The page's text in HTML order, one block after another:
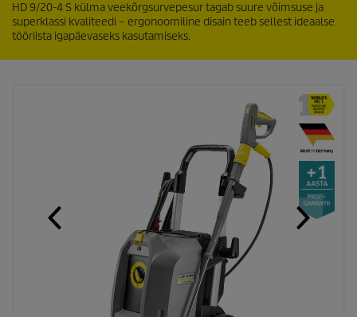
HD 9/20-4 S külma veekõrgsurvepesur tagab suure võimsuse ja
superklassi kvaliteedi – ergonoomiline disain teeb sellest ideaalse
tööriista igapäevaseks kasutamiseks.